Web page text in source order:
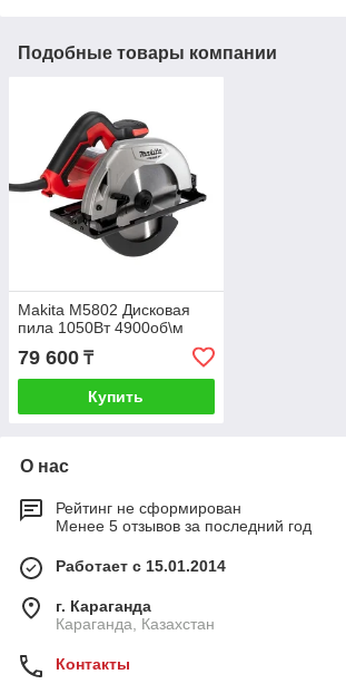
Подобные товары компании
Makita M5802 Дисковая
пила 1050Вт 4900об\м
79 600 ₸
Купить
О нас
Рейтинг не сформирован
Менее 5 отзывов за последний год
Работает с 15.01.2014
г. Караганда
Караганда, Казахстан
Контакты